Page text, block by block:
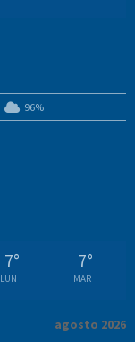
96%
7°
LUN
7°
MAR
agosto 2026